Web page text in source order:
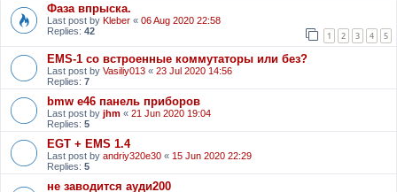
Фаза впрыска.
Last post by Kleber « 06 Aug 2020 22:58
Replies: 42 1 2 3 4 5
EMS-1 со встроенные коммутаторы или без?
Last post by Vasiliy013 « 23 Jul 2020 14:56
Replies: 7
bmw e46 панель приборов
Last post by jhm « 21 Jun 2020 19:04
Replies: 5
EGT + EMS 1.4
Last post by andriy320e30 « 15 Jun 2020 22:29
Replies: 5
не заводится ауди200